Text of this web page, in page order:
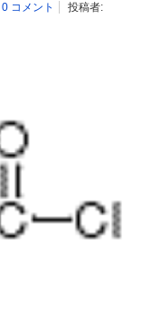
0 コメント
投稿者: